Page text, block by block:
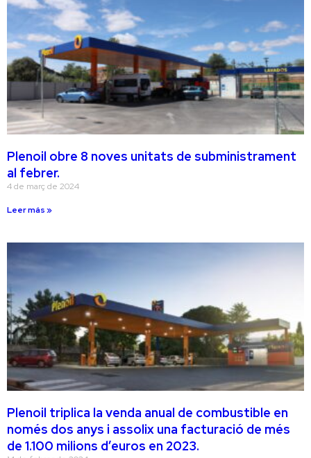
Plenoil obre 8 noves unitats de subministrament
al febrer.
4 de març de 2024
Leer más »
Plenoil triplica la venda anual de combustible en
només dos anys i assolix una facturació de més
de 1.100 milions d’euros en 2023.